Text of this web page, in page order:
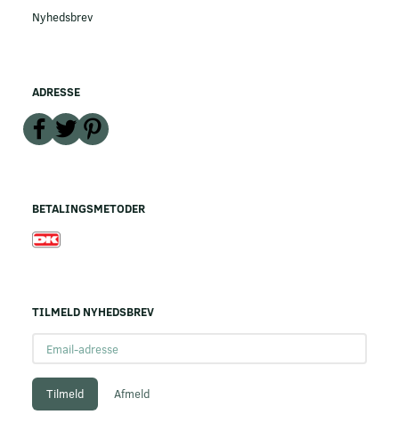
Nyhedsbrev
ADRESSE
BETALINGSMETODER
TILMELD NYHEDSBREV
adresse
Tilmeld Afmeld